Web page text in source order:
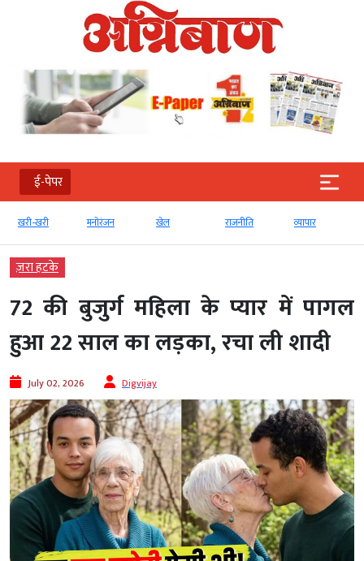
ई-पेपर
खरी-खरी मनोरंजन खेल राजनीति व्‍यापार
ज़रा हटके
72 की बुजुर्ग महिला के प्यार में पागल
हुआ 22 साल का लड़का, रचा ली शादी
July 02, 2026 Digvijay